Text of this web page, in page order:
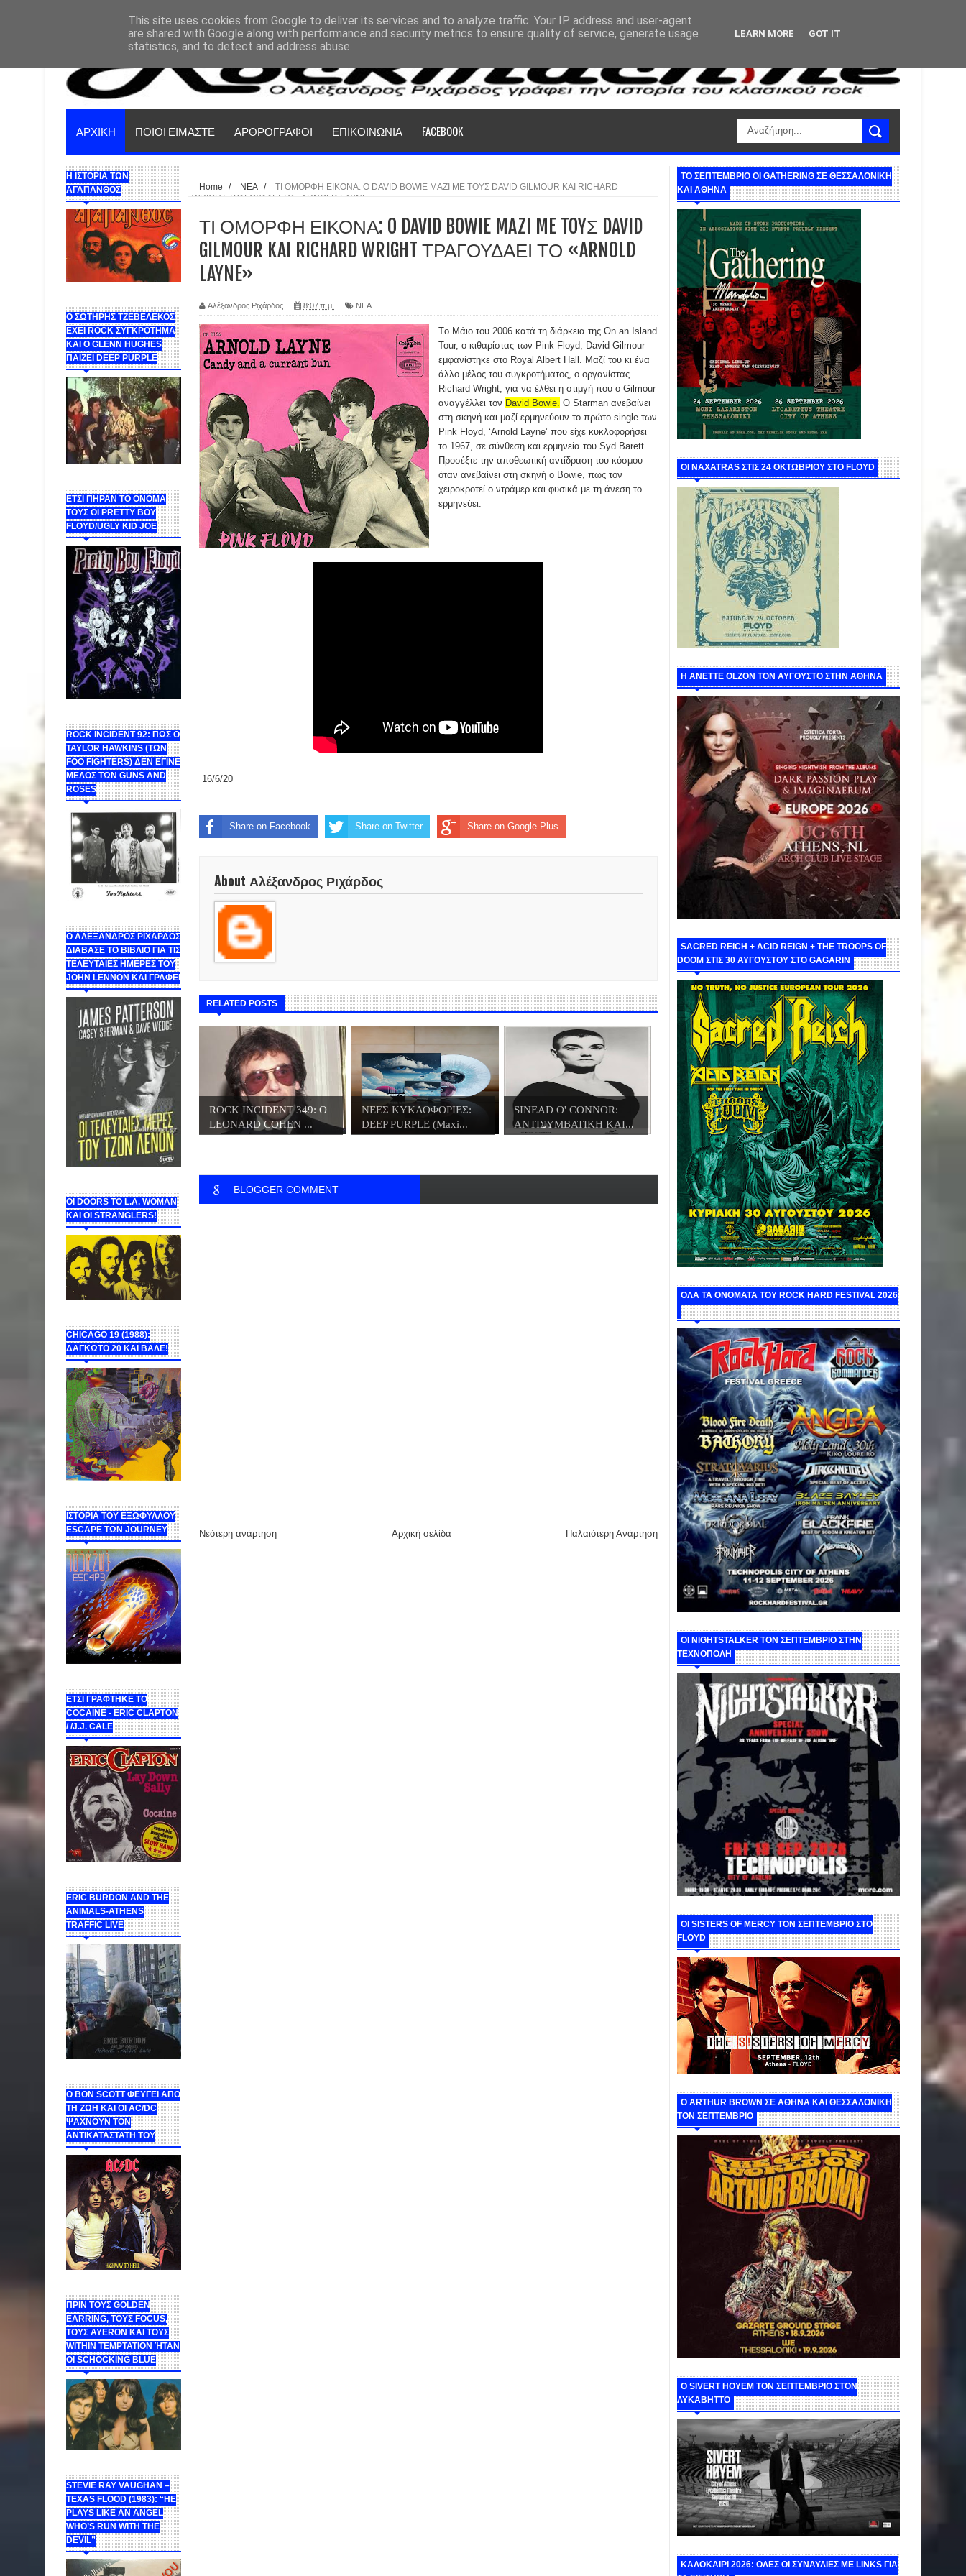
ΑΡΧΙΚΗ ΠΟΙΟΙ ΕΙΜΑΣΤΕ ΑΡΘΡΟΓΡΑΦΟΙ ΕΠΙΚΟΙΝΩΝΙΑ FACEBOOK
Η ΙΣΤΟΡΙΑ ΤΩΝ
ΑΓΑΠΑΝΘΟΣ
Ο ΣΩΤΗΡΗΣ ΤΖΕΒΕΛΕΚΟΣ
ΕΧΕΙ ROCK ΣΥΓΚΡΟΤΗΜΑ
ΚΑΙ Ο GLENN HUGHES
ΠΑΙΖΕΙ DEEP PURPLE
ΕΤΣΙ ΠΗΡΑΝ ΤΟ ΟΝΟΜΑ
ΤΟΥΣ ΟΙ PRETTY BOY
FLOYD/UGLY KID JOE
ROCK INCIDENT 92: ΠΩΣ Ο
TAYLOR HAWKINS (ΤΩΝ
FOO FIGHTERS) ΔΕΝ ΕΓΙΝΕ
ΜΕΛΟΣ ΤΩΝ GUNS AND
ROSES
Ο ΑΛΕΞΑΝΔΡΟΣ ΡΙΧΑΡΔΟΣ
ΔΙΑΒΑΣΕ ΤΟ ΒΙΒΛΙΟ ΓΙΑ ΤΙΣ
ΤΕΛΕΥΤΑΙΕΣ ΗΜΕΡΕΣ ΤΟΥ
JOHN LENNON ΚΑΙ ΓΡΑΦΕΙ
ΟΙ DOORS ΤΟ L.A. WOMAN
KAI OI STRANGLERS!
CHICAGO 19 (1988):
ΔΑΓΚΩΤΟ 20 ΚΑΙ ΒΑΛΕ!
ΙΣΤΟΡΙΑ ΤΟΥ ΕΞΩΦΥΛΛΟΥ
ESCAPE ΤΩΝ JOURNEY
ΕΤΣΙ ΓΡΑΦΤΗΚΕ ΤΟ
COCAINE - ERIC CLAPTON
/ /J.J. CALE
ERIC BURDON AND THE
ANIMALS-ATHENS
TRAFFIC LIVE
Ο BON SCOTT ΦΕΥΓΕΙ ΑΠΟ
ΤΗ ΖΩΗ ΚΑΙ ΟΙ AC/DC
ΨΑΧΝΟΥΝ ΤΟΝ
ΑΝΤΙΚΑΤΑΣΤΑΤΗ ΤΟΥ
ΠΡΙΝ ΤΟΥΣ GOLDEN
EARRING, ΤΟΥΣ FOCUS,
ΤΟΥΣ ΑΥΕROΝ ΚΑΙ ΤΟΥΣ
WITHIN TEMPTATION ΉΤΑΝ
ΟΙ SCHOCKING BLUE
STEVIE RAY VAUGHAN –
TEXAS FLOOD (1983): “HE
PLAYS LIKE AN ANGEL
WHO’S RUN WITH THE
DEVIL”
Home / ΝΕΑ /
ΤΙ ΟΜΟΡΦΗ ΕΙΚΟΝΑ: O DAVID BOWIE MAZI ME TOYΣ DAVID GILMOUR KAI RICHARD
WRIGHT ΤΡΑΓΟΥΔΑΕΙ ΤΟ «ARNOLD LAYNE»
ΤΙ ΟΜΟΡΦΗ ΕΙΚΟΝΑ: O DAVID BOWIE MAZI ME TOYΣ DAVID
GILMOUR KAI RICHARD WRIGHT ΤΡΑΓΟΥΔΑΕΙ ΤΟ «ARNOLD
LAYNE»
Αλέξανδρος Ριχάρδος 8:07 π.μ. ΝΕΑ
Tο Μάιο του 2006 κατά τη διάρκεια της On an Island
Tour, ο κιθαρίστας των Pink Floyd, David Gilmour
εμφανίστηκε στο Royal Albert Hall. Μαζί του κι ένα
άλλο μέλος του συγκροτήματος, ο οργανίστας
Richard Wright, για να έλθει η στιμγή που ο Gilmour
αναγγέλλει τον David Bowie. Ο Starman ανεβαίνει
στη σκηνή και μαζί ερμηνεύουν το πρώτο single των
Pink Floyd, ‘Arnold Layne’ που είχε κυκλοφορήσει
το 1967, σε σύνθεση και ερμηνεία του Syd Barett.
Προσέξτε την αποθεωτική αντίδραση του κόσμου
όταν ανεβαίνει στη σκηνή ο Bowie, πως τον
χειροκροτεί ο ντράμερ και φυσικά με τη άνεση το
ερμηνεύει.
16/6/20
Share on Facebook Share on Twitter Share on Google Plus
About Αλέξανδρος Ριχάρδος
RELATED POSTS
ROCK INCIDENT 349: O
LEONARD COHEN ...
ΝΕΕΣ ΚΥΚΛΟΦΟΡΙΕΣ:
DEEP PURPLE (Maxi...
SINEAD O' CONNOR:
ΑΝΤΙΣΥΜΒΑΤΙΚΗ ΚΑΙ...
BLOGGER COMMENT
Νεότερη ανάρτηση Παλαιότερη Ανάρτηση
Αρχική σελίδα
ΤΟ ΣΕΠΤΕΜΒΡΙΟ ΟΙ GATHERING ΣΕ ΘΕΣΣΑΛΟΝΙΚΗ
ΚΑΙ ΑΘΗΝΑ
ΟΙ NAXATRAS ΣΤΙΣ 24 ΟΚΤΩΒΡΙΟΥ ΣΤΟ FLOYD
Η ANETTE OLZON ΤΟΝ ΑΥΓΟΥΣΤΟ ΣΤΗΝ ΑΘΗΝΑ
SACRED REICH + ACID REIGN + THE TROOPS OF
DOOM ΣΤΙΣ 30 ΑΥΓΟΥΣΤΟΥ ΣΤΟ GAGARIN
ΟΛΑ ΤΑ ΟΝΟΜΑΤΑ ΤΟΥ ROCK HARD FESTIVAL 2026
ΟΙ NIGHTSTALKER ΤΟΝ ΣΕΠΤΕΜΒΡΙΟ ΣΤΗΝ
ΤΕΧΝΟΠΟΛΗ
ΟΙ SISTERS OF MERCY ΤΟΝ ΣΕΠΤΕΜΒΡΙΟ ΣΤΟ
FLOYD
O ARTHUR BROWN ΣΕ ΑΘΗΝΑ ΚΑΙ ΘΕΣΣΑΛΟΝΙΚΗ
ΤΟΝ ΣΕΠΤΕΜΒΡΙΟ
Ο SIVERT HOYEM ΤΟΝ ΣΕΠΤΕΜΒΡΙΟ ΣΤΟΝ
ΛΥΚΑΒΗΤΤΟ
ΚΑΛΟΚΑΙΡΙ 2026: ΟΛΕΣ ΟΙ ΣΥΝΑΥΛΙΕΣ ΜΕ LINKS ΓΙΑ
This site uses cookies from Google to deliver its services and to analyze traffic. Your IP address and user-agent
are shared with Google along with performance and security metrics to ensure quality of service, generate usage
statistics, and to detect and address abuse.
LEARN MORE GOT IT